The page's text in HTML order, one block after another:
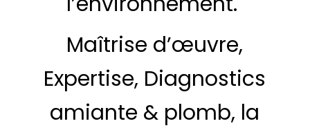
Maîtrise d’œuvre,
Expertise, Diagnostics
amiante & plomb, la